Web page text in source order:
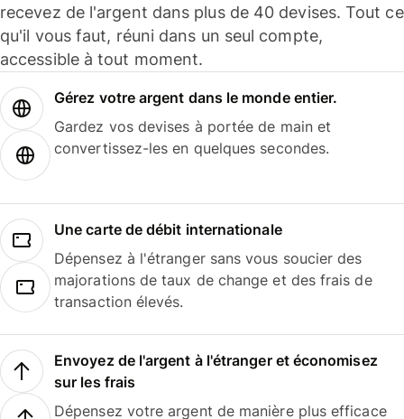
recevez de l'argent dans plus de 40 devises. Tout ce
qu'il vous faut, réuni dans un seul compte,
accessible à tout moment.
Gérez votre argent dans le monde entier.
Gardez vos devises à portée de main et
convertissez-les en quelques secondes.
Une carte de débit internationale
Dépensez à l'étranger sans vous soucier des
majorations de taux de change et des frais de
transaction élevés.
Envoyez de l'argent à l'étranger et économisez
sur les frais
Dépensez votre argent de manière plus efficace